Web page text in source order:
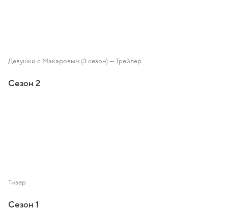
Девушки с Макаровым (3 сезон) — Трейлер
Сезон 2
Тизер
Сезон 1